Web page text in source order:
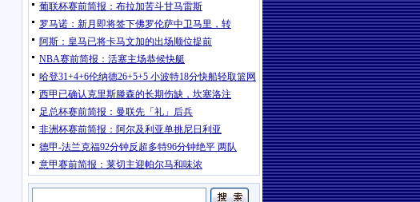
葡联杯赛前简报：布拉加苦斗甘马雷斯
罗马诺：新月即将签下佛罗伦萨中卫马里，转
阿斯：皇马已将卡马文加的出场顺位提前
NBA赛前简报：活塞主场恭候快艇
哈登31+4+6伦纳德26+5+5 小波特18分快船轻取篮网
西甲已确认克里斯滕森的长期伤缺，坎塞洛注
足总杯赛前简报：曼联先「礼」后兵
非洲杯赛前简报：阿尔及利亚单挑尼日利亚
德甲-法兰克福92分钟反超多特96分钟绝平 两队
意甲赛前简报：莱切主迎帕尔马和味浓